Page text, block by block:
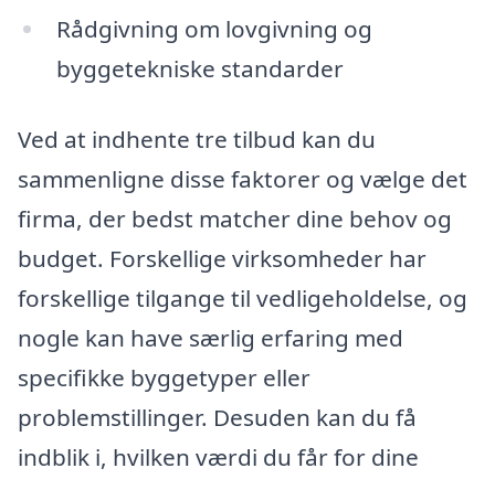
Rådgivning om lovgivning og
byggetekniske standarder
Ved at indhente tre tilbud kan du
sammenligne disse faktorer og vælge det
firma, der bedst matcher dine behov og
budget. Forskellige virksomheder har
forskellige tilgange til vedligeholdelse, og
nogle kan have særlig erfaring med
specifikke byggetyper eller
problemstillinger. Desuden kan du få
indblik i, hvilken værdi du får for dine